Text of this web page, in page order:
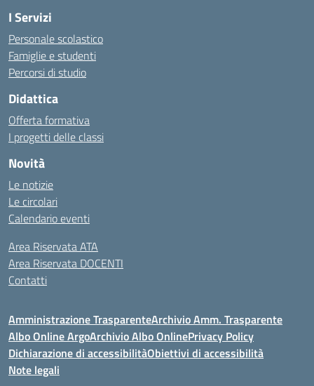
I Servizi
Personale scolastico
Famiglie e studenti
Percorsi di studio
Didattica
Offerta formativa
I progetti delle classi
Novità
Le notizie
Le circolari
Calendario eventi
Area Riservata ATA
Area Riservata DOCENTI
Contatti
Amministrazione TrasparenteArchivio Amm. Trasparente
Albo Online ArgoArchivio Albo OnlinePrivacy Policy
Dichiarazione di accessibilitàObiettivi di accessibilità
Note legali